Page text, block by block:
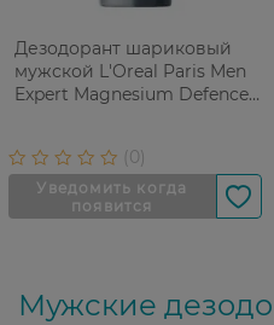
Дезодорант шариковый
мужской L'Oreal Paris Men
Expert Magnesium Defence
Мужские